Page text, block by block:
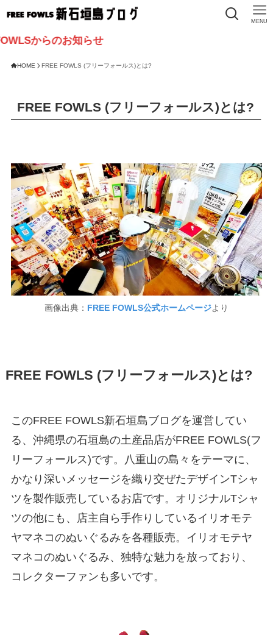
MENU
からのお知らせ
HOME FREE FOWLS (フリーフォールス)とは?
FREE FOWLS (フリーフォールス)とは?
画像出典： FREE FOWLS公式ホームページより
FREE FOWLS (フリーフォールス)とは?
このFREE FOWLS新石垣島ブログを運営してい
る、沖縄県の石垣島の土産品店がFREE FOWLS(フ
リーフォールス)です。八重山の島々をテーマに、
かなり深いメッセージを織り交ぜたデザインTシャ
ツを製作販売しているお店です。オリジナルTシャ
ツの他にも、店主自ら手作りしているイリオモテ
ヤマネコのぬいぐるみを各種販売。イリオモテヤ
マネコのぬいぐるみ、独特な魅力を放っており、
コレクターファンも多いです。